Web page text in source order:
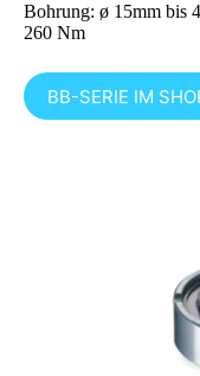
Bohrung: ø 15mm bis
260 Nm
BB-SERIE IM